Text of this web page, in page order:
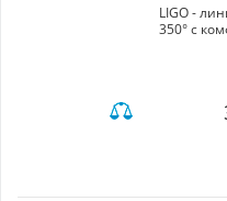
LIGO -
350° с
модуль
цвета
черный и